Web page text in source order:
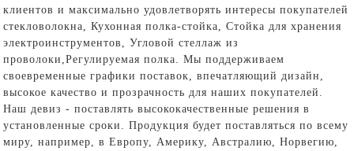
клиентов и максимально удовлетворять интересы покупателей
стекловолокна,Кухонная полка-стойка ,Стойка для хранения
электроинструментов
,Угловой стеллаж из
проволоки ,Регулируемая полка . Мы поддерживаем
своевременные графики поставок, впечатляющий дизайн,
высокое качество и прозрачность для наших покупателей.
Наш девиз - поставлять высококачественные решения в
установленные сроки. Продукция будет поставляться по всему
миру, например, в Европу, Америку, Австралию, Норвегию,